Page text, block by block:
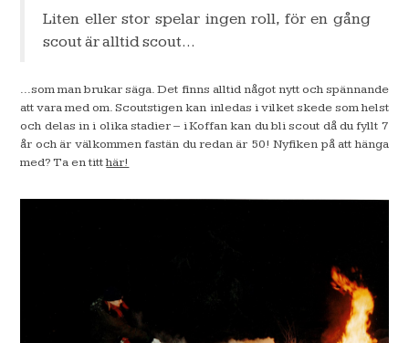
Liten eller stor spelar ingen roll, för en gång
scout är alltid scout...
...som man brukar säga. Det finns alltid något nytt och spännande
att vara med om. Scoutstigen kan inledas i vilket skede som helst
och delas in i olika stadier – i Koffan kan du bli scout då du fyllt 7
år och är välkommen fastän du redan är 50! Nyfiken på att hänga
med? Ta en titthär!